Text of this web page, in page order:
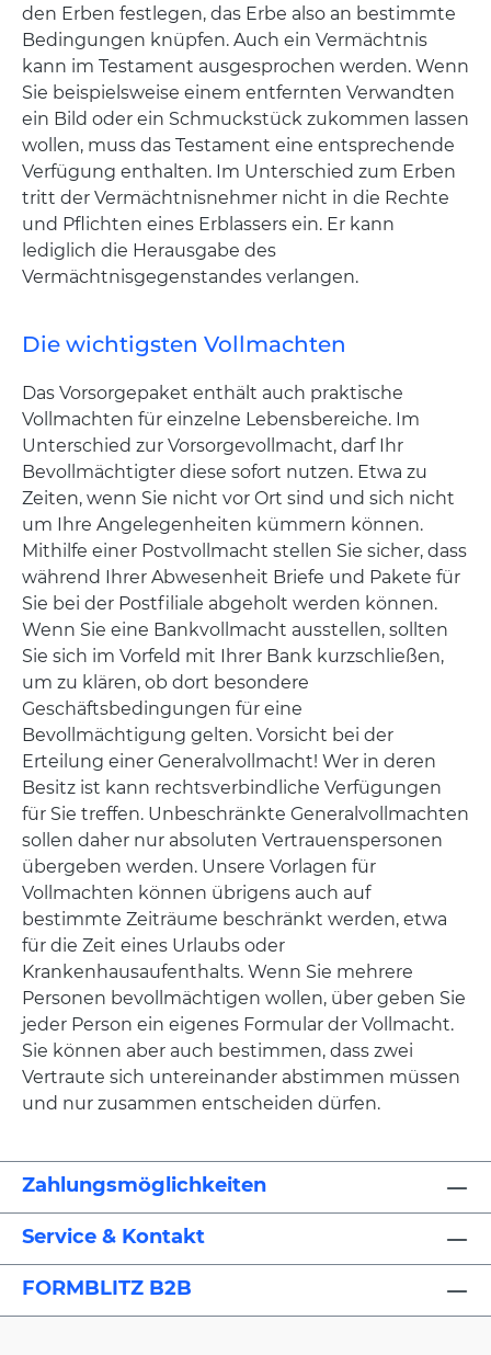
den Erben festlegen, das Erbe also an bestimmte
Bedingungen knüpfen. Auch ein Vermächtnis
kann im Testament ausgesprochen werden. Wenn
Sie beispielsweise einem entfernten Verwandten
ein Bild oder ein Schmuckstück zukommen lassen
wollen, muss das Testament eine entsprechende
Verfügung enthalten. Im Unterschied zum Erben
tritt der Vermächtnisnehmer nicht in die Rechte
und Pflichten eines Erblassers ein. Er kann
lediglich die Herausgabe des
Vermächtnisgegenstandes verlangen.
Die wichtigsten Vollmachten
Das Vorsorgepaket enthält auch praktische
Vollmachten für einzelne Lebensbereiche. Im
Unterschied zur Vorsorgevollmacht, darf Ihr
Bevollmächtigter diese sofort nutzen. Etwa zu
Zeiten, wenn Sie nicht vor Ort sind und sich nicht
um Ihre Angelegenheiten kümmern können.
Mithilfe einer Postvollmacht stellen Sie sicher, dass
während Ihrer Abwesenheit Briefe und Pakete für
Sie bei der Postfiliale abgeholt werden können.
Wenn Sie eine Bankvollmacht ausstellen, sollten
Sie sich im Vorfeld mit Ihrer Bank kurzschließen,
um zu klären, ob dort besondere
Geschäftsbedingungen für eine
Bevollmächtigung gelten. Vorsicht bei der
Erteilung einer Generalvollmacht! Wer in deren
Besitz ist kann rechtsverbindliche Verfügungen
für Sie treffen. Unbeschränkte Generalvollmachten
sollen daher nur absoluten Vertrauenspersonen
übergeben werden. Unsere Vorlagen für
Vollmachten können übrigens auch auf
bestimmte Zeiträume beschränkt werden, etwa
für die Zeit eines Urlaubs oder
Krankenhausaufenthalts. Wenn Sie mehrere
Personen bevollmächtigen wollen, über geben Sie
jeder Person ein eigenes Formular der Vollmacht.
Sie können aber auch bestimmen, dass zwei
Vertraute sich untereinander abstimmen müssen
und nur zusammen entscheiden dürfen.
Zahlungsmöglichkeiten
Service & Kontakt
FORMBLITZ B2B